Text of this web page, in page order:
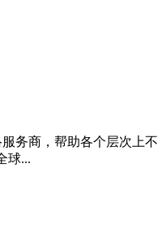
务商，帮助各个层次上
球...